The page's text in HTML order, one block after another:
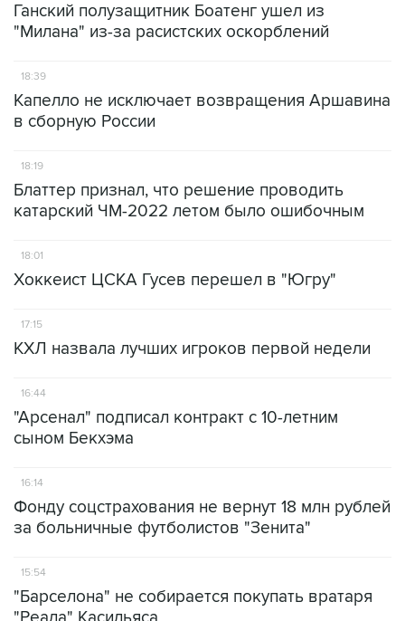
Ганский полузащитник Боатенг ушел из
"Милана" из-за расистских оскорблений
18:39
Капелло не исключает возвращения Аршавина
в сборную России
18:19
Блаттер признал, что решение проводить
катарский ЧМ-2022 летом было ошибочным
18:01
Хоккеист ЦСКА Гусев перешел в "Югру"
17:15
КХЛ назвала лучших игроков первой недели
16:44
"Арсенал" подписал контракт с 10-летним
сыном Бекхэма
16:14
Фонду соцстрахования не вернут 18 млн рублей
за больничные футболистов "Зенита"
15:54
"Барселона" не собирается покупать вратаря